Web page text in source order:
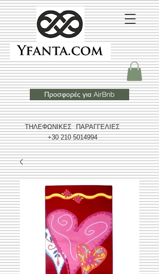
ΤΗΛΕΦΩΝΙΚΕΣ ΠΑΡΑΓΓΕΛΙΕΣ
+30 210 5014994
Προσφορές για AirBnb